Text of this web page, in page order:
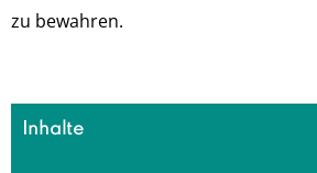
zu bewahren.
Inhalte